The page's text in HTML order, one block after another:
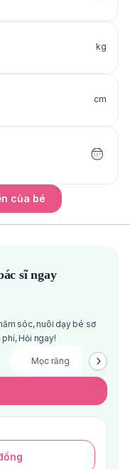
kg
cm
của bé
sĩ ngay
sóc, nuôi dạy bé sơ
Hỏi ngay!
Mọc răng